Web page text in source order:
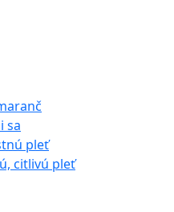
sa
pleť
citlivú pleť